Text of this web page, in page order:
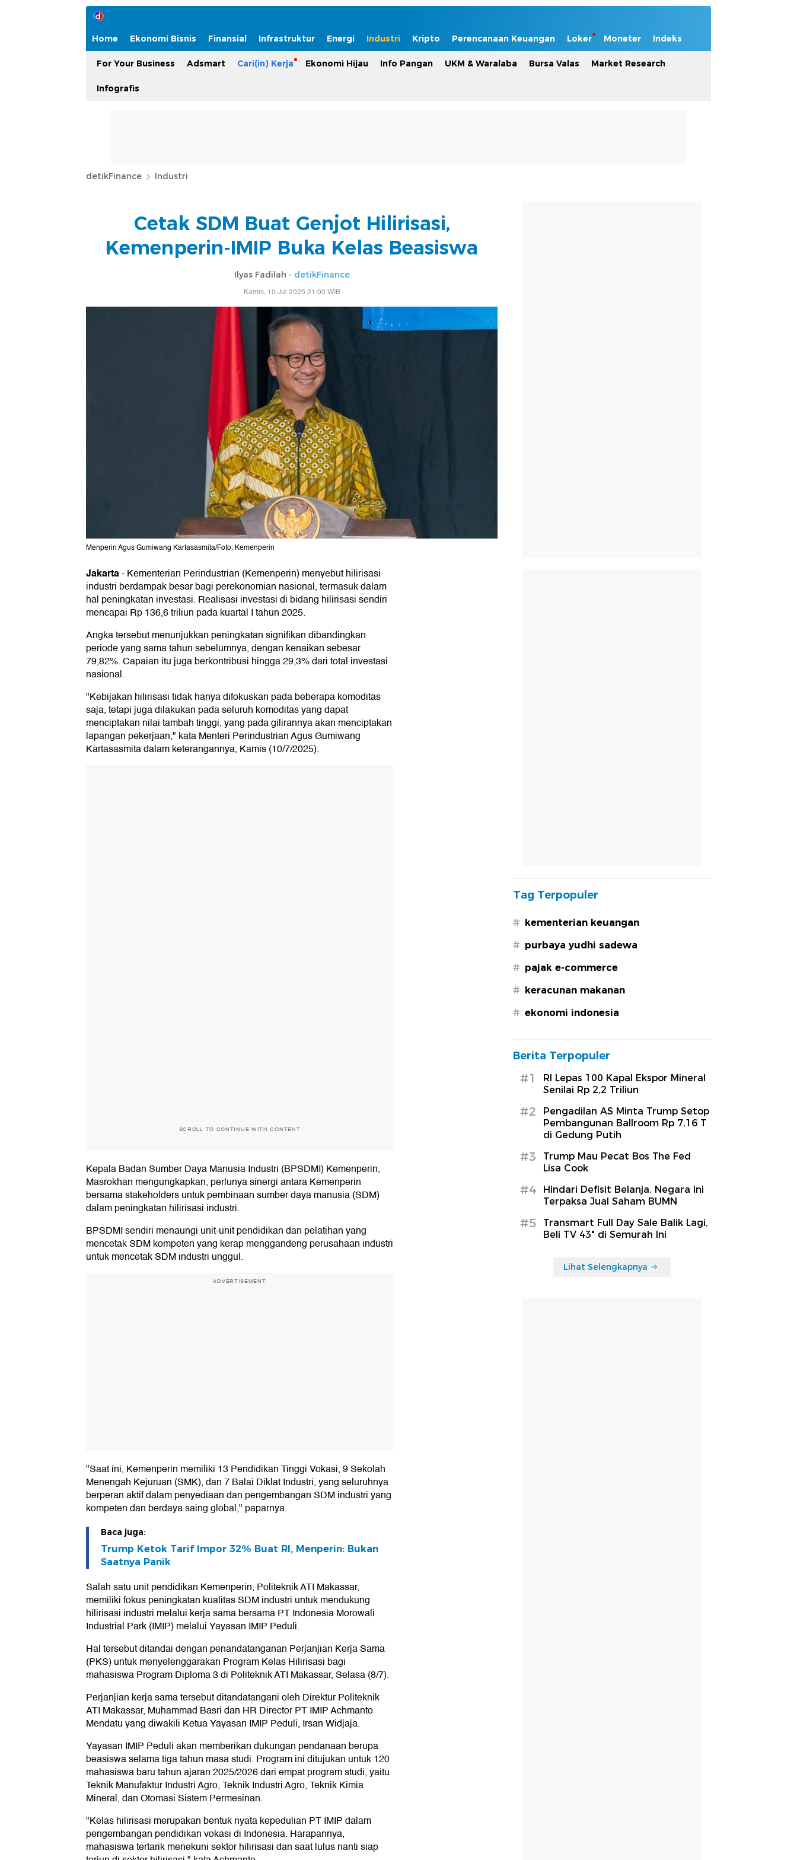
Home Ekonomi Bisnis Finansial Infrastruktur Energi Industri Kripto Perencanaan Keuangan Loker Moneter Indeks
For Your Business Adsmart Cari(in) Kerja Ekonomi Hijau Info Pangan UKM & Waralaba Bursa Valas Market Research
Infografis
detikFinance Industri
Cetak SDM Buat Genjot Hilirisasi,
Kemenperin-IMIP Buka Kelas Beasiswa
Ilyas Fadilah - detikFinance
Kamis, 10 Jul 2025 21:00 WIB
Menperin Agus Gumiwang Kartasasmita/Foto: Kemenperin
Jakarta-Kementerian Perindustrian (Kemenperin) menyebut hilirisasi
industri berdampak besar bagi perekonomian nasional, termasuk dalam
hal peningkatan investasi. Realisasi investasi di bidang hilirisasi sendiri
mencapai Rp 136,6 triliun pada kuartal I tahun 2025.
Angka tersebut menunjukkan peningkatan signifikan dibandingkan
periode yang sama tahun sebelumnya, dengan kenaikan sebesar
79,82%. Capaian itu juga berkontribusi hingga 29,3% dari total investasi
nasional.
"Kebijakan hilirisasi tidak hanya difokuskan pada beberapa komoditas
saja, tetapi juga dilakukan pada seluruh komoditas yang dapat
menciptakan nilai tambah tinggi, yang pada gilirannya akan menciptakan
lapangan pekerjaan," kata Menteri Perindustrian Agus Gumiwang
Kartasasmita dalam keterangannya, Kamis (10/7/2025).
SCROLL TO CONTINUE WITH CONTENT
Kepala Badan Sumber Daya Manusia Industri (BPSDMI) Kemenperin,
Masrokhan mengungkapkan, perlunya sinergi antara Kemenperin
bersama stakeholders untuk pembinaan sumber daya manusia (SDM)
dalam peningkatan hilirisasi industri.
BPSDMI sendiri menaungi unit-unit pendidikan dan pelatihan yang
mencetak SDM kompeten yang kerap menggandeng perusahaan industri
untuk mencetak SDM industri unggul.
ADVERTISEMENT
"Saat ini, Kemenperin memiliki 13 Pendidikan Tinggi Vokasi, 9 Sekolah
Menengah Kejuruan (SMK), dan 7 Balai Diklat Industri, yang seluruhnya
berperan aktif dalam penyediaan dan pengembangan SDM industri yang
kompeten dan berdaya saing global," paparnya.
Baca juga:
Trump Ketok Tarif Impor 32% Buat RI, Menperin: Bukan
Saatnya Panik
Salah satu unit pendidikan Kemenperin, Politeknik ATI Makassar,
memiliki fokus peningkatan kualitas SDM industri untuk mendukung
hilirisasi industri melalui kerja sama bersama PT Indonesia Morowali
Industrial Park (IMIP) melalui Yayasan IMIP Peduli.
Hal tersebut ditandai dengan penandatanganan Perjanjian Kerja Sama
(PKS) untuk menyelenggarakan Program Kelas Hilirisasi bagi
mahasiswa Program Diploma 3 di Politeknik ATI Makassar, Selasa (8/7).
Perjanjian kerja sama tersebut ditandatangani oleh Direktur Politeknik
ATI Makassar, Muhammad Basri dan HR Director PT IMIP Achmanto
Mendatu yang diwakili Ketua Yayasan IMIP Peduli, Irsan Widjaja.
Yayasan IMIP Peduli akan memberikan dukungan pendanaan berupa
beasiswa selama tiga tahun masa studi. Program ini ditujukan untuk 120
mahasiswa baru tahun ajaran 2025/2026 dari empat program studi, yaitu
Teknik Manufaktur Industri Agro, Teknik Industri Agro, Teknik Kimia
Mineral, dan Otomasi Sistem Permesinan.
"Kelas hilirisasi merupakan bentuk nyata kepedulian PT IMIP dalam
pengembangan pendidikan vokasi di Indonesia. Harapannya,
mahasiswa tertarik menekuni sektor hilirisasi dan saat lulus nanti siap
Tag Terpopuler
# kementerian keuangan
# purbaya yudhi sadewa
# pajak e-commerce
# keracunan makanan
# ekonomi indonesia
Berita Terpopuler
#1
RI Lepas 100 Kapal Ekspor Mineral
Senilai Rp 2,2 Triliun
#2
Pengadilan AS Minta Trump Setop
Pembangunan Ballroom Rp 7,16 T
di Gedung Putih
#3
Trump Mau Pecat Bos The Fed
Lisa Cook
#4
Hindari Defisit Belanja, Negara Ini
Terpaksa Jual Saham BUMN
#5
Transmart Full Day Sale Balik Lagi,
Beli TV 43" di Semurah Ini
Lihat Selengkapnya